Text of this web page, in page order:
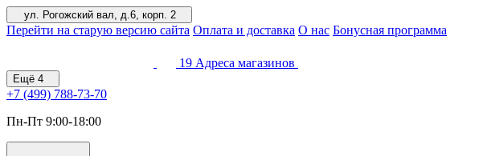
ул. Рогожский вал, д.6, корп. 2
Перейти на старую версию сайта Оплата и доставка О нас Бонусная программа
19 Адреса магазинов
Ещё 4
+7 (499) 788-73-70
Пн-Пт 9:00-18:00